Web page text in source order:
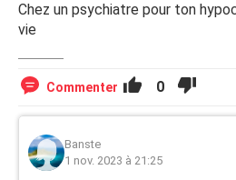
Chez un psychiatre pour ton
vie
Commenter 0
Banste
1 nov. 2023 à 21:25